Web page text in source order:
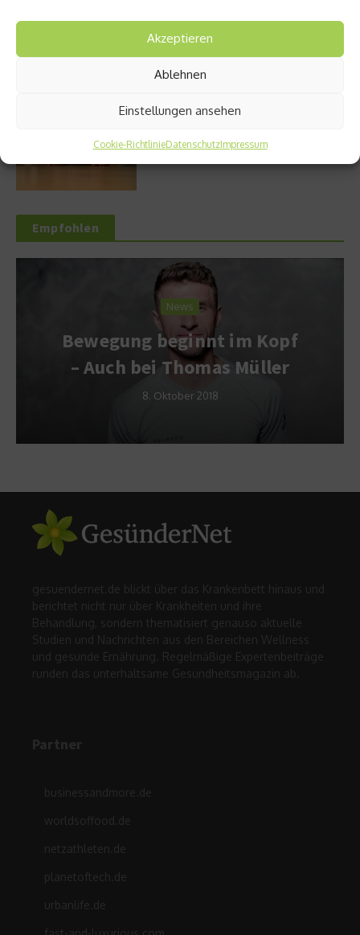
Akzeptieren
Ablehnen
Einstellungen ansehen
Cookie-RichtlinieDatenschutzImpressum
Welches Ashwagandha sollte ich kaufen?
Stuhlgang – wie oft ist eigentlich normal?
Empfohlen
News
Bewegung beginnt im Kopf
– Auch bei Thomas Müller
8. Oktober 2018
gesuendernet.de blickt über das Krankenbett hinaus und
berichtet nicht nur über Krankheiten und ihre
Behandlung, sondern thematisiert genauso aktuelle
Studien und Nachrichten aus den Bereichen Wellness
und gesunde Ernährung. Regelmäßige Expertenbeiträge
runden das unterhaltsame Gesundheitsmagazin ab.
Partner
businessandmore.de
worldsoffood.de
netzathleten.de
planetoftech.de
urbanlife.de